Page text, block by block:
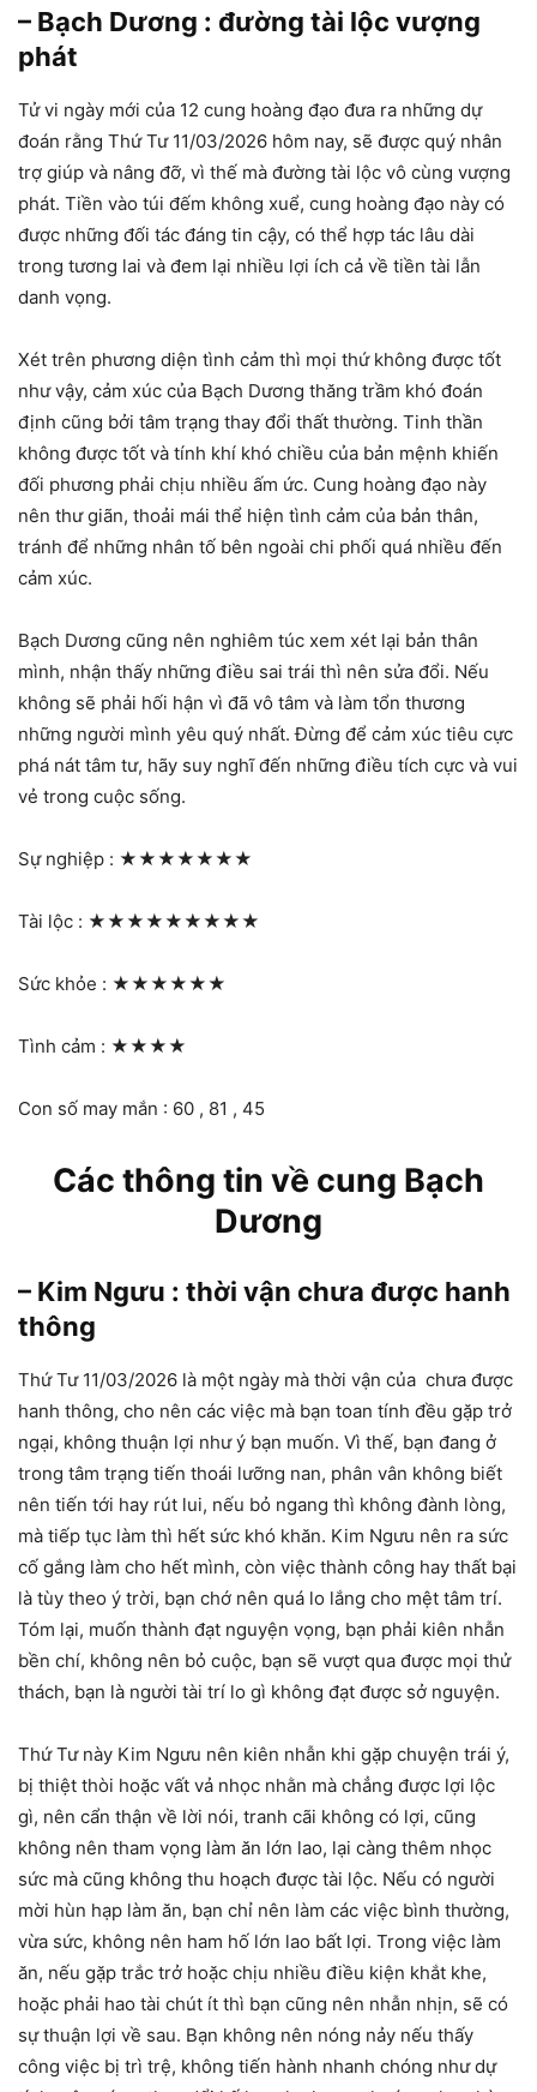
– Bạch Dương : đường tài lộc vượng
phát
Tử vi ngày mới của 12 cung hoàng đạo đưa ra những dự
đoán rằng Thứ Tư 11/03/2026 hôm nay, sẽ được quý nhân
trợ giúp và nâng đỡ, vì thế mà đường tài lộc vô cùng vượng
phát. Tiền vào túi đếm không xuể, cung hoàng đạo này có
được những đối tác đáng tin cậy, có thể hợp tác lâu dài
trong tương lai và đem lại nhiều lợi ích cả về tiền tài lẫn
danh vọng.
Xét trên phương diện tình cảm thì mọi thứ không được tốt
như vậy, cảm xúc của Bạch Dương thăng trầm khó đoán
định cũng bởi tâm trạng thay đổi thất thường. Tinh thần
không được tốt và tính khí khó chiều của bản mệnh khiến
đối phương phải chịu nhiều ấm ức. Cung hoàng đạo này
nên thư giãn, thoải mái thể hiện tình cảm của bản thân,
tránh để những nhân tố bên ngoài chi phối quá nhiều đến
cảm xúc.
Bạch Dương cũng nên nghiêm túc xem xét lại bản thân
mình, nhận thấy những điều sai trái thì nên sửa đổi. Nếu
không sẽ phải hối hận vì đã vô tâm và làm tổn thương
những người mình yêu quý nhất. Đừng để cảm xúc tiêu cực
phá nát tâm tư, hãy suy nghĩ đến những điều tích cực và vui
vẻ trong cuộc sống.
Sự nghiệp : ★★★★★★★
Tài lộc : ★★★★★★★★★
Sức khỏe : ★★★★★★
Tình cảm : ★★★★
Con số may mắn : 60 , 81 , 45
Các thông tin về cung Bạch
Dương
– Kim Ngưu : thời vận chưa được hanh
thông
Thứ Tư 11/03/2026 là một ngày mà thời vận của chưa được
hanh thông, cho nên các việc mà bạn toan tính đều gặp trở
ngại, không thuận lợi như ý bạn muốn. Vì thế, bạn đang ở
trong tâm trạng tiến thoái lưỡng nan, phân vân không biết
nên tiến tới hay rút lui, nếu bỏ ngang thì không đành lòng,
mà tiếp tục làm thì hết sức khó khăn. Kim Ngưu nên ra sức
cố gắng làm cho hết mình, còn việc thành công hay thất bại
là tùy theo ý trời, bạn chớ nên quá lo lắng cho mệt tâm trí.
Tóm lại, muốn thành đạt nguyện vọng, bạn phải kiên nhẫn
bền chí, không nên bỏ cuộc, bạn sẽ vượt qua được mọi thử
thách, bạn là người tài trí lo gì không đạt được sở nguyện.
Thứ Tư này Kim Ngưu nên kiên nhẫn khi gặp chuyện trái ý,
bị thiệt thòi hoặc vất vả nhọc nhằn mà chẳng được lợi lộc
gì, nên cẩn thận về lời nói, tranh cãi không có lợi, cũng
không nên tham vọng làm ăn lớn lao, lại càng thêm nhọc
sức mà cũng không thu hoạch được tài lộc. Nếu có người
mời hùn hạp làm ăn, bạn chỉ nên làm các việc bình thường,
vừa sức, không nên ham hố lớn lao bất lợi. Trong việc làm
ăn, nếu gặp trắc trở hoặc chịu nhiều điều kiện khắt khe,
hoặc phải hao tài chút ít thì bạn cũng nên nhẫn nhịn, sẽ có
sự thuận lợi về sau. Bạn không nên nóng nảy nếu thấy
công việc bị trì trệ, không tiến hành nhanh chóng như dự